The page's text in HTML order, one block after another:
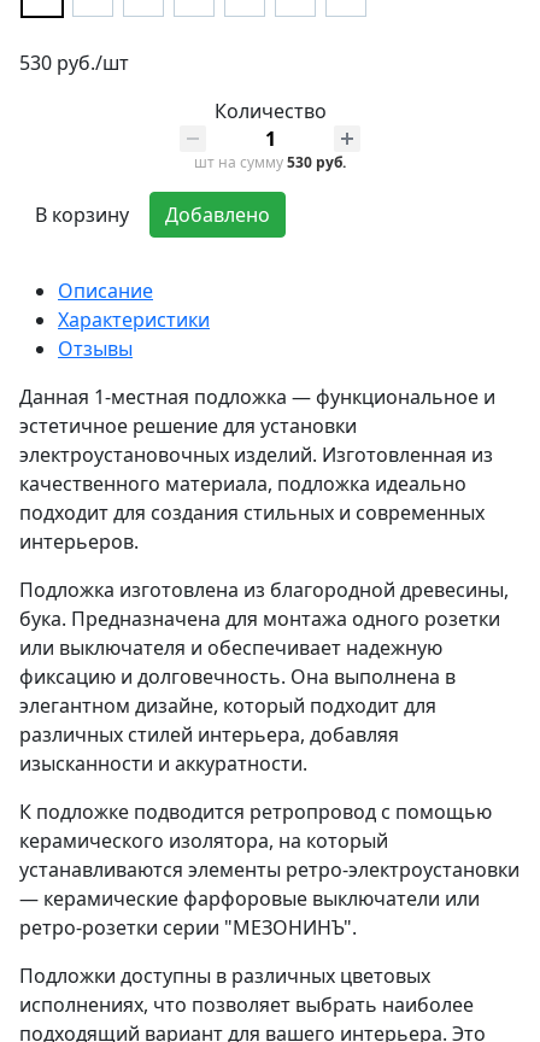
530 руб./шт
Количество
шт на сумму530 руб.
В корзину Добавлено
Описание
Характеристики
Отзывы
Данная 1-местная подложка — функциональное и
эстетичное решение для установки
электроустановочных изделий. Изготовленная из
качественного материала, подложка идеально
подходит для создания стильных и современных
интерьеров.
Подложка изготовлена из благородной древесины,
бука. Предназначена для монтажа одного розетки
или выключателя и обеспечивает надежную
фиксацию и долговечность. Она выполнена в
элегантном дизайне, который подходит для
различных стилей интерьера, добавляя
изысканности и аккуратности.
К подложке подводится ретропровод с помощью
керамического изолятора, на который
устанавливаются элементы ретро-электроустановки
— керамические фарфоровые выключатели или
ретро-розетки серии "МЕЗОНИНЪ".
Подложки доступны в различных цветовых
исполнениях, что позволяет выбрать наиболее
подходящий вариант для вашего интерьера. Это